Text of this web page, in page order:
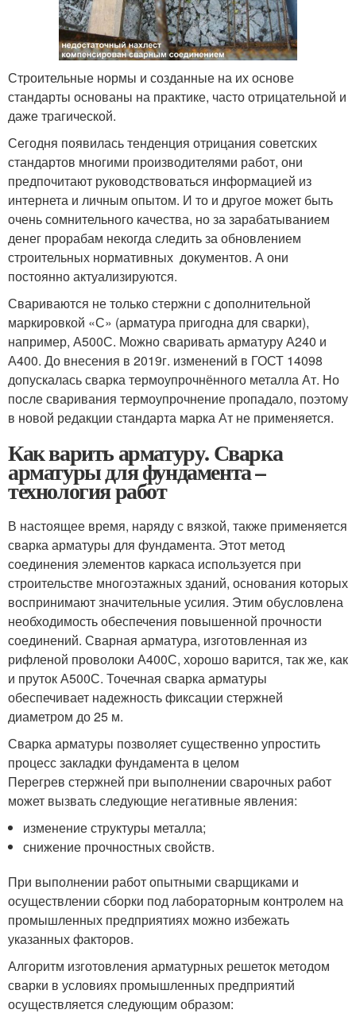
Строительные нормы и созданные на их основе
стандарты основаны на практике, часто отрицательной и
даже трагической.
Сегодня появилась тенденция отрицания советских
стандартов многими производителями работ, они
предпочитают руководствоваться информацией из
интернета и личным опытом. И то и другое может быть
очень сомнительного качества, но за зарабатыванием
денег прорабам некогда следить за обновлением
строительных нормативных документов. А они
постоянно актуализируются.
Свариваются не только стержни с дополнительной
маркировкой «С» (арматура пригодна для сварки),
например, А500С. Можно сваривать арматуру А240 и
А400. До внесения в 2019г. изменений в ГОСТ 14098
допускалась сварка термоупрочнённого металла Ат. Но
после сваривания термоупрочнение пропадало, поэтому
в новой редакции стандарта марка Ат не применяется.
Как варить арматуру. Сварка
арматуры для фундамента –
технология работ
В настоящее время, наряду с вязкой, также применяется
сварка арматуры для фундамента. Этот метод
соединения элементов каркаса используется при
строительстве многоэтажных зданий, основания которых
воспринимают значительные усилия. Этим обусловлена
необходимость обеспечения повышенной прочности
соединений. Сварная арматура, изготовленная из
рифленой проволоки А400С, хорошо варится, так же, как
и пруток А500С. Точечная сварка арматуры
обеспечивает надежность фиксации стержней
диаметром до 25 м.
Сварка арматуры позволяет существенно упростить
процесс закладки фундамента в целом
Перегрев стержней при выполнении сварочных работ
может вызвать следующие негативные явления:
изменение структуры металла;
снижение прочностных свойств.
При выполнении работ опытными сварщиками и
осуществлении сборки под лабораторным контролем на
промышленных предприятиях можно избежать
указанных факторов.
Алгоритм изготовления арматурных решеток методом
сварки в условиях промышленных предприятий
осуществляется следующим образом: